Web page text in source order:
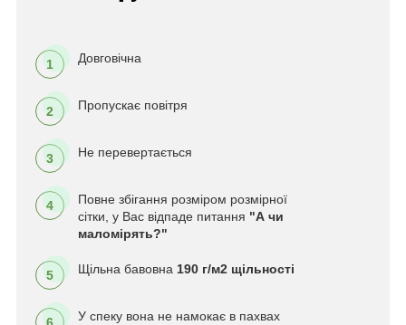
1 Довговічна
2 Пропускає повітря
3 Не перевертається
4
Повне збігання розміром розмірної
сітки, у Вас відпаде питання "А чи
маломірять?"
5 Щільна бавовна 190 г/м2 щільності
6
У спеку вона не намокає в пахвах